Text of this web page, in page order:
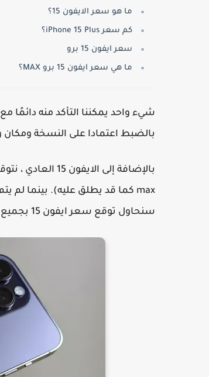
ما هو سعر الايفون 15؟
كم سعر iPhone 15 Plus؟
سعر ايفون 15 برو
ما هي سعر ايفون 15 برو MAX؟
شيء واحد يمكننا التأكد منه دائمًا
بالضبط اعتمادا على النسخة ومكان
max كما قد يطلق عليه). بينما لم يتم تأكيد سعر الايفون القادم بعد، ومن المحتمل ألا يتم ذلك حتى
سنحاول توقع سعر ايفون 15 بجميع اصداراته pro، pro max و البلس .